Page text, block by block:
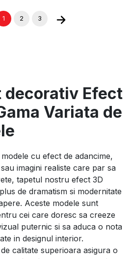
1 2 3
decorativ Efect
Variata de
modele cu efect de adancime,
imagini realiste care par sa
tapetul nostru efect 3D
de dramatism si modernitate
Aceste modele sunt
cei care doresc sa creeze
puternic si sa aduca o nota
in designul interior.
calitate superioara asigura o